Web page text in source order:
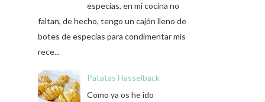
especias, en mi cocina no
faltan, de hecho, tengo un cajón lleno de
botes de especias para condimentar mis
rece...
Patatas Hasselback
Como ya os he ido